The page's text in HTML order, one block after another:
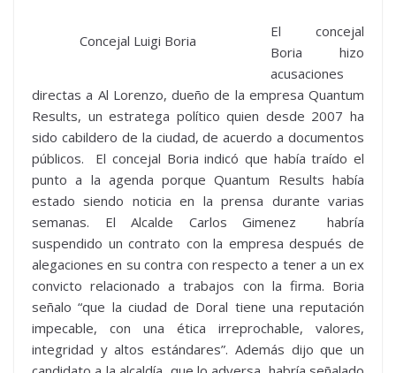
Concejal Luigi Boria
El concejal
Boria hizo
acusaciones
directas a Al Lorenzo, dueño de la empresa Quantum
Results, un estratega político quien desde 2007 ha
sido cabildero de la ciudad, de acuerdo a documentos
públicos. El concejal Boria indicó que había traído el
punto a la agenda porque Quantum Results había
estado siendo noticia en la prensa durante varias
semanas. El Alcalde Carlos Gimenez habría
suspendido un contrato con la empresa después de
alegaciones en su contra con respecto a tener a un ex
convicto relacionado a trabajos con la firma. Boria
señalo “que la ciudad de Doral tiene una reputación
impecable, con una ética irreprochable, valores,
integridad y altos estándares”. Además dijo que un